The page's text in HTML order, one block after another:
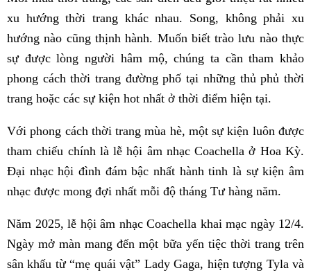
xu hướng thời trang khác nhau. Song, không phải xu
hướng nào cũng thịnh hành. Muốn biết trào lưu nào thực
sự được lòng người hâm mộ, chúng ta cần tham khảo
phong cách thời trang đường phố tại những thủ phủ thời
trang hoặc các sự kiện hot nhất ở thời điểm hiện tại.
Với phong cách thời trang mùa hè, một sự kiện luôn được
tham chiếu chính là lễ hội âm nhạc Coachella ở Hoa Kỳ.
Đại nhạc hội đình đám bậc nhất hành tinh là sự kiện âm
nhạc được mong đợi nhất mỗi độ tháng Tư hàng năm.
Năm 2025, lễ hội âm nhạc Coachella khai mạc ngày 12/4.
Ngày mở màn mang đến một bữa yến tiệc thời trang trên
sân khấu từ “mẹ quái vật” Lady Gaga, hiện tượng Tyla và